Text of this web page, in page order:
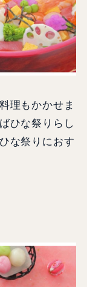
理もかかせま
ひな祭りらし
な祭りにおす